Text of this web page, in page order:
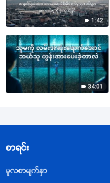
1:42
34:01
စာရင္း
မူလစာမ်က္ႏွာ